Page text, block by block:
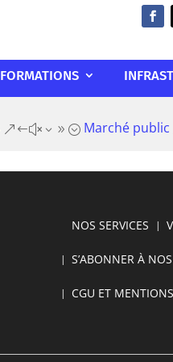
FORMATIONS
&#x39; Marché public
NOS SERVICES
S’ABONNER À
CGU ET